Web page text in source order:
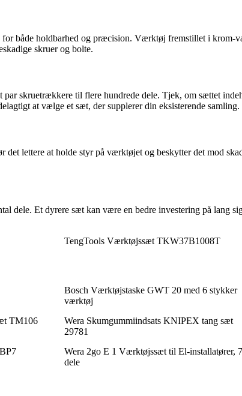
både holdbarhed og præcision. Værktøj fremstillet i krom-
skruer og bolte.
skruetrækkere til flere hundrede dele. Tjek, om sættet
at vælge et sæt, der supplerer din eksisterende samling.
det lettere at holde styr på værktøjet og beskytter det mod
dele. Et dyrere sæt kan være en bedre investering på
TengTools Værktøjssæt TKW37B1008T
Bosch Værktøjstaske GWT 20 med 6 stykker
værktøj
TM106
Wera Skumgummiindsats KNIPEX tang sæt
29781
Wera 2go E 1 Værktøjssæt til El-installatører,
dele